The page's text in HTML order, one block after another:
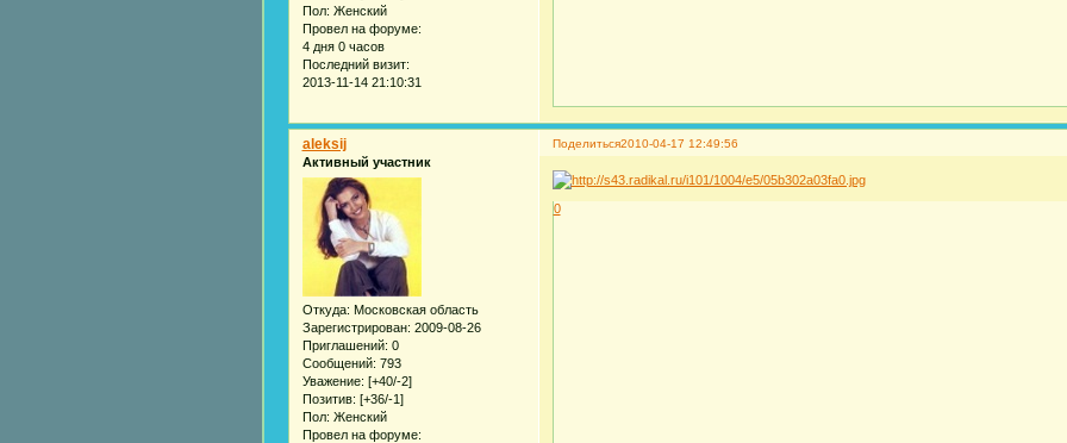
Пол: Женский
Провел на форуме:
4 дня 0 часов
Последний визит:
2013-11-14 21:10:31
Поделиться2010-04-17 12:49:56
aleksij
Активный участник
Откуда: Московская область
Зарегистрирован: 2009-08-26
Приглашений: 0
Сообщений: 793
Уважение: [+40/-2]
Позитив: [+36/-1]
Пол: Женский
Провел на форуме:
0